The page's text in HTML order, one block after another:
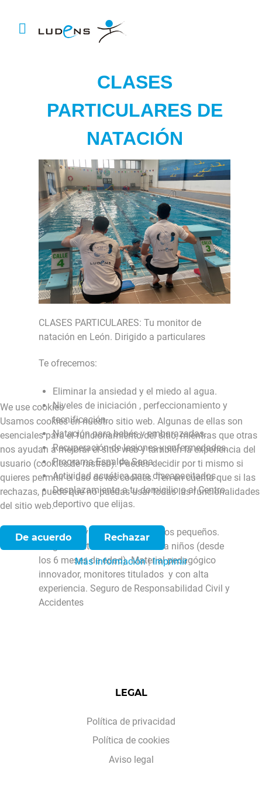
CLASES
PARTICULARES DE
NATACIÓN
CLASES PARTICULARES: Tu monitor de
natación en León. Dirigido a particulares
Te ofrecemos:
Eliminar la ansiedad y el miedo al agua.
Niveles de iniciación , perfeccionamiento y
tecnificación.
Natación para bebés y embarazadas.
Recuperación de lesiones y enfermedades.
Programa Espalda Sana.
Actividad acuática para discapacitados.
Desplazamiento a tu domicilio o al Centro
deportivo que elijas.
Clases individualizadas y grupos pequeños.
Dirigido tanto a adultos como a niños (desde
los 6 meses de edad). Material pedagógico
innovador, monitores titulados y con alta
experiencia. Seguro de Responsabilidad Civil y
Accidentes
LEGAL
Política de privacidad
Política de cookies
Aviso legal
We use cookies
Usamos cookies en nuestro sitio web. Algunas de ellas son
esenciales para el funcionamiento del sitio, mientras que otras
nos ayudan a mejorar el sitio web y también la experiencia del
usuario (cookies de rastreo). Puedes decidir por ti mismo si
quieres permitir el uso de las cookies. Ten en cuenta que si las
rechazas, puede que no puedas usar todas las funcionalidades
del sitio web.
De acuerdo Rechazar
Más información|Imprimir